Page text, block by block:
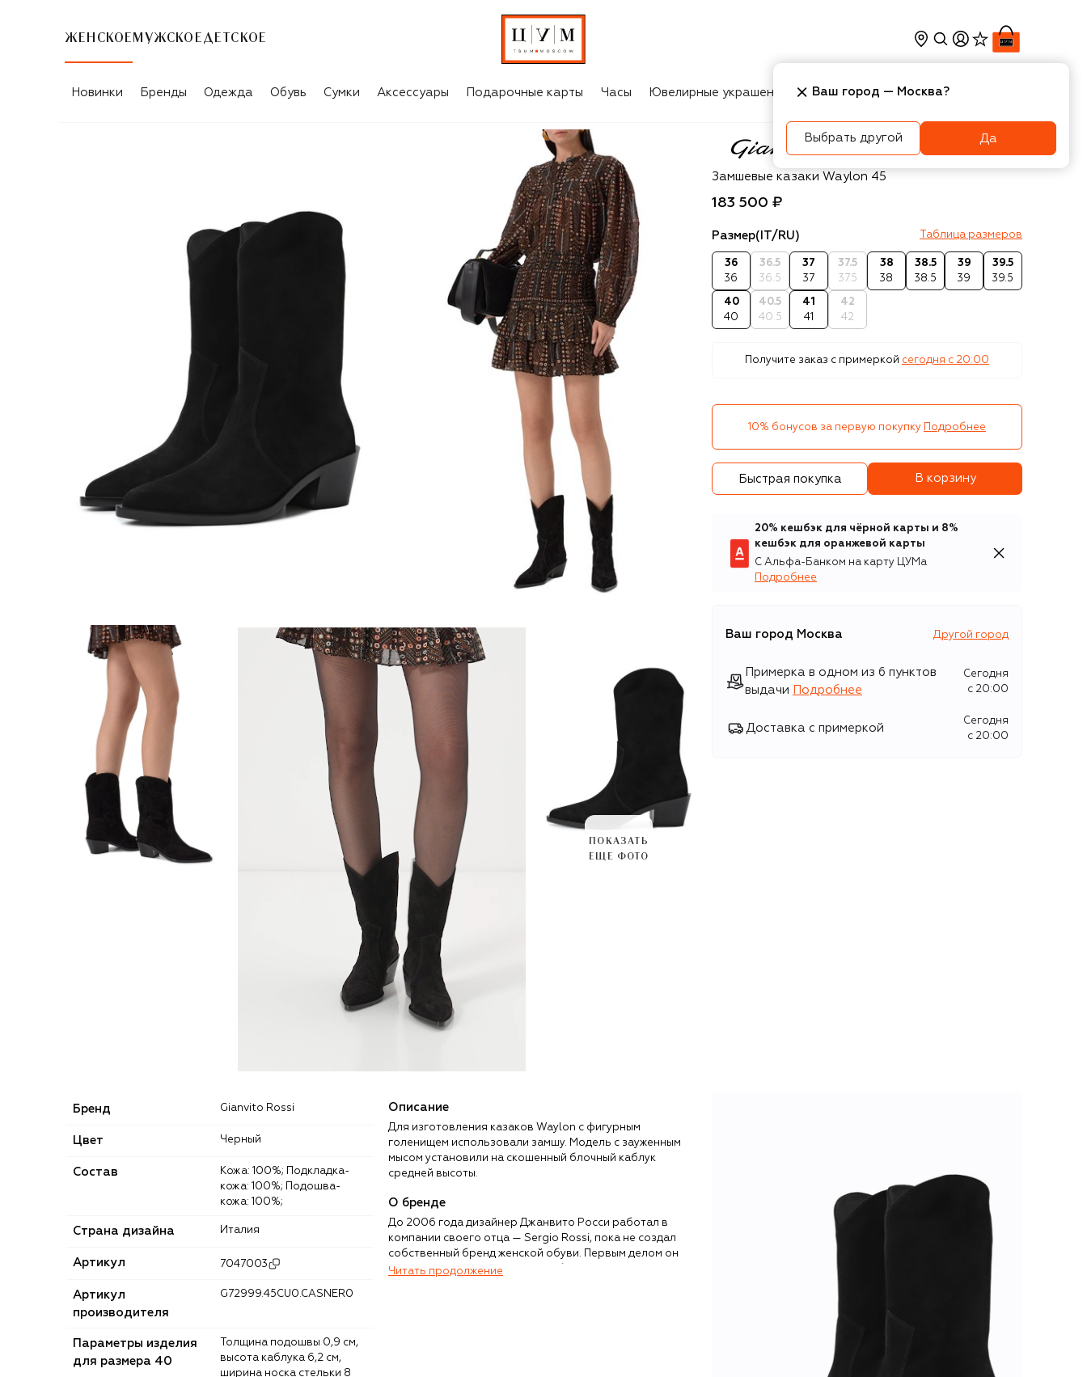
ЖЕНСКОЕ МУЖСКОЕ ДЕТСКОЕ
Новинки Бренды Одежда Обувь Сумки Аксессуары Подарочные карты Часы Ювелирные украшения Косметика Интерьер
ПОКАЗАТЬ
ЕЩЕ ФОТО
Gianvito Rossi
Замшевые казаки Waylon 45
183 500 ₽
Размер(IT/RU) Таблица размеров
36
36
36.5
36.5
37
37
37.5
37.5
38
38
38.5
38.5
39
39
39.5
39.5
40
40
40.5
40.5
41
41
42
42
Получите заказ с примеркой сегодня c 20:00
10% бонусов за первую покупку Подробнее
Быстрая покупка В корзину
20% кешбэк для чёрной карты и 8%
кешбэк для оранжевой карты
С Альфа-Банком на карту ЦУМа
Подробнее
Ваш город Москва Другой город
Примерка в одном из 6 пунктов
выдачи
Подробнее
Сегодня
c 20:00
Доставка с примеркой
Сегодня
c 20:00
Бренд Gianvito Rossi
Цвет Черный
Состав
Кожа: 100%; Подкладка-
кожа: 100%; Подошва-
кожа: 100%;
Страна дизайна Италия
Артикул 7047003
Артикул
производителя
G72999.45CU0.CASNER0
Параметры изделия
для размера 40
высота каблука 6,2 см,
ширина носка стельки 8
Описание
Для изготовления казаков Waylon с фигурным
голенищем использовали замшу. Модель с зауженным
мысом установили на скошенный блочный каблук
средней высоты.
О бренде
До 2006 года дизайнер Джанвито Росси работал в
компании своего отца — Sergio Rossi, пока не создал
собственный бренд женской обуви. Первым делом он
запустил ограниченную серию босоножек Portofino,
Читать продолжение
Ваш город — Москва?
Выбрать другой Да